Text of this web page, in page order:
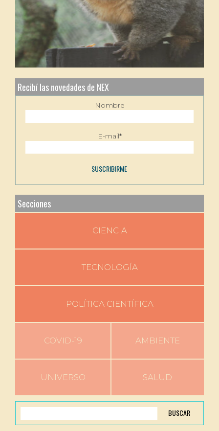
Recibí las novedades de NEX
Nombre
E-mail*
Secciones
CIENCIA
TECNOLOGÍA
POLÍTICA CIENTÍFICA
COVID-19 AMBIENTE
UNIVERSO SALUD
BUSCAR